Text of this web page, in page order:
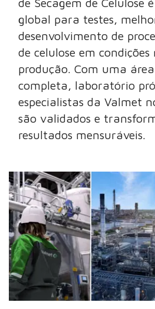
de Secagem de Celulose
global para testes,
desenvolvimento de
de celulose em condições
produção. Com uma
completa, laboratório
especialistas da Valmet
são validados e
resultados mensuráveis.